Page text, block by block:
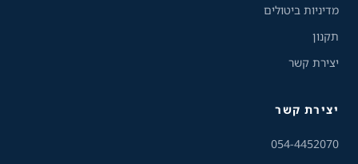
מדיניות ביטולים
תקנון
יצירת קשר
יצירת קשר
054-4452070
שירות הלקוחות והמכירות